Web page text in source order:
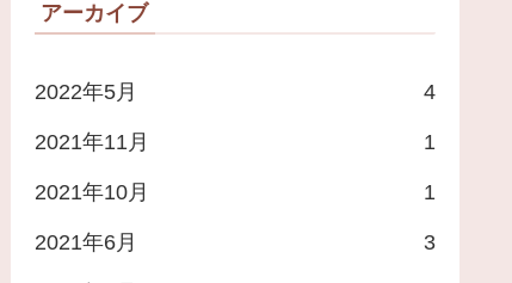
アーカイブ
2022年5月 4
2021年11月 1
2021年10月 1
2021年6月 3